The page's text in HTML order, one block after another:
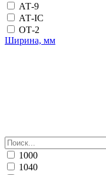
АТ-9
АТ-IС
ОТ-2
Ширина, мм
1000
1040